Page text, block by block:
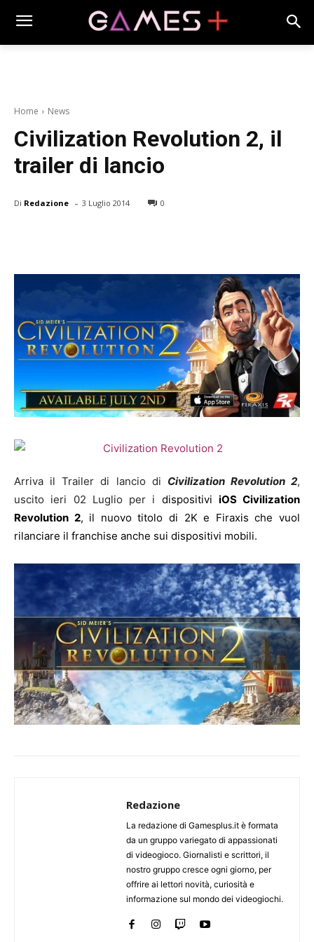
Home News
Civilization Revolution 2, il
trailer di lancio
Di Redazione - 3 Luglio 2014 0
Arriva il Trailer di lancio di Civilization Revolution 2,
uscito ieri 02 Luglio per i dispositivi iOS Civilization
Revolution 2, il nuovo titolo di 2K e Firaxis che vuol
rilanciare il franchise anche sui dispositivi mobili.
Redazione
La redazione di Gamesplus.it è formata
da un gruppo variegato di appassionati
di videogioco. Giornalisti e scrittori, il
nostro gruppo cresce ogni giorno, per
offrire ai lettori novità, curiosità e
informazione sul mondo dei videogiochi.